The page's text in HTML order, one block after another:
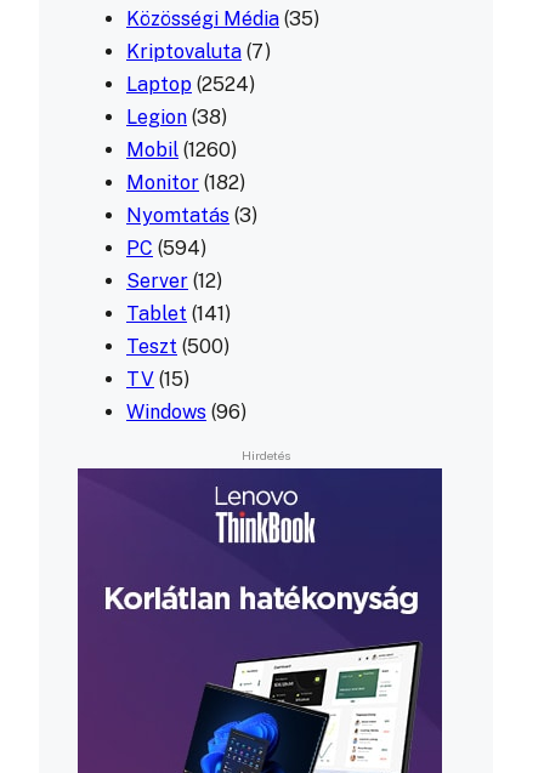
Közösségi Média (35)
Kriptovaluta (7)
Laptop (2524)
Legion (38)
Mobil (1260)
Monitor (182)
Nyomtatás (3)
PC (594)
Server (12)
Tablet (141)
Teszt (500)
TV (15)
Windows (96)